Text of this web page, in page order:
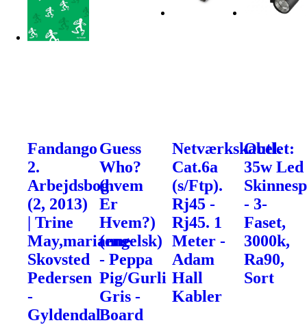
Fandango
2.
Arbejdsbog
(2, 2013)
| Trine
May,marianne
Skovsted
Pedersen
-
Gyldendal
Guess
Who?
(hvem
Er
Hvem?)
(engelsk)
- Peppa
Pig/Gurli
Gris -
Board
Netværkskabel.
Cat.6a
(s/Ftp).
Rj45 -
Rj45. 1
Meter -
Adam
Hall
Kabler
Outlet:
35w Led
- 3-
Faset,
3000k,
Ra90,
Sort